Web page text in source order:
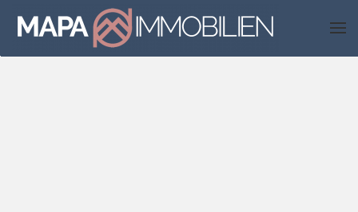
Skip to main content